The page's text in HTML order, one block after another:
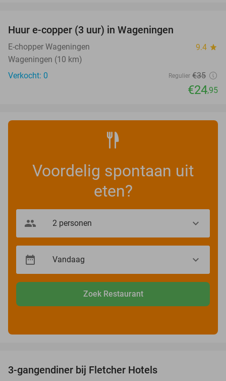
TODAY
Huur e-copper (3 uur) in Wageningen
E-chopper Wageningen 9.4 star
Wageningen (10 km)
Verkocht: 0
Regulier €35
€24,95
Voordelig spontaan uit
eten?
Zoek Restaurant
3-gangendiner bij Fletcher Hotels